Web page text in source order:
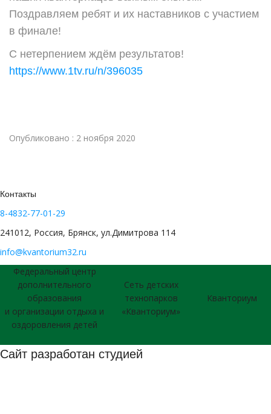
Поздравляем ребят и их наставников с участием
в финале!
С нетерпением ждём результатов!
https://www.1tv.ru/n/396035
Опубликовано : 2 ноября 2020
Контакты
8-4832-77-01-29
241012, Россия, Брянск, ул.Димитрова 114
info@kvantorium32.ru
Федеральный центр
дополнительного
образования
и организации отдыха и
оздоровления детей
Сеть детских
технопарков
«Кванториум»
Кванториум
Сайт разработан студией